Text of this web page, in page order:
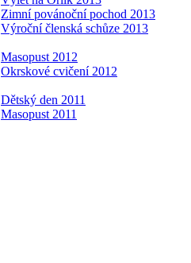
Zimní povánoční pochod 2013
Výroční členská schůze 2013
Masopust 2012
Okrskové cvičení 2012
Dětský den 2011
Masopust 2011